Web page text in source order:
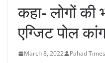
कहा- लोगों की
एग्जिट पोल
March 8, 2022 Pahad Times